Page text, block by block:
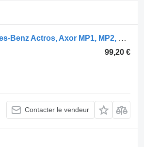
Phare Mercedes-Benz A9438200361 pour camion Mercedes-Benz Actros, Axor MP1, MP2, MP3 (1996-2014)
99,20 €
Contacter le vendeur